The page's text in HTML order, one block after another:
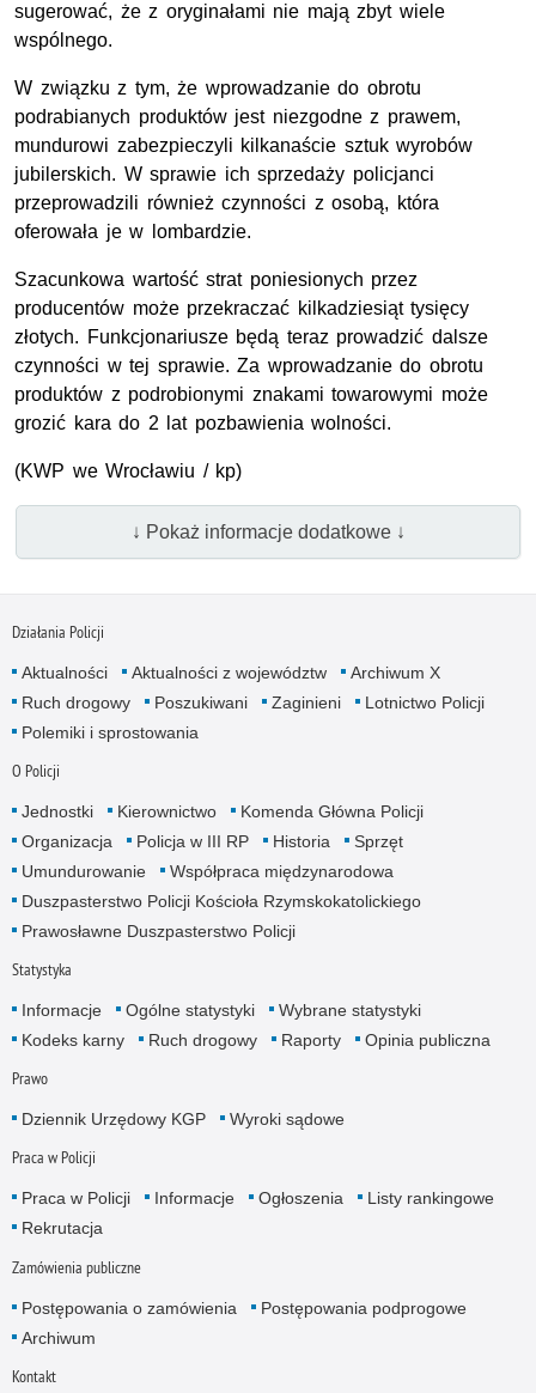
sugerować, że z oryginałami nie mają zbyt wiele
wspólnego.
W związku z tym, że wprowadzanie do obrotu
podrabianych produktów jest niezgodne z prawem,
mundurowi zabezpieczyli kilkanaście sztuk wyrobów
jubilerskich. W sprawie ich sprzedaży policjanci
przeprowadzili również czynności z osobą, która
oferowała je w lombardzie.
Szacunkowa wartość strat poniesionych przez
producentów może przekraczać kilkadziesiąt tysięcy
złotych. Funkcjonariusze będą teraz prowadzić dalsze
czynności w tej sprawie. Za wprowadzanie do obrotu
produktów z podrobionymi znakami towarowymi może
grozić kara do 2 lat pozbawienia wolności.
(KWP we Wrocławiu / kp)
↓ Pokaż informacje dodatkowe ↓
Działania Policji
Aktualności Aktualności z województw
Archiwum X
Ruch drogowy
Poszukiwani Zaginieni
Lotnictwo Policji
Polemiki i sprostowania
O Policji
Jednostki Kierownictwo
Komenda Główna Policji
Organizacja
Policja w III RP Historia
Sprzęt
Umundurowanie
Współpraca międzynarodowa
Duszpasterstwo Policji Kościoła Rzymskokatolickiego
Prawosławne Duszpasterstwo Policji
Statystyka
Informacje Ogólne statystyki
Wybrane statystyki
Kodeks karny
Ruch drogowy Raporty Opinia publiczna
Prawo
Dziennik Urzędowy KGP Wyroki sądowe
Praca w Policji
Praca w Policji Informacje Ogłoszenia
Listy rankingowe
Rekrutacja
Zamówienia publiczne
Postępowania o zamówienia
Postępowania podprogowe
Archiwum
Kontakt